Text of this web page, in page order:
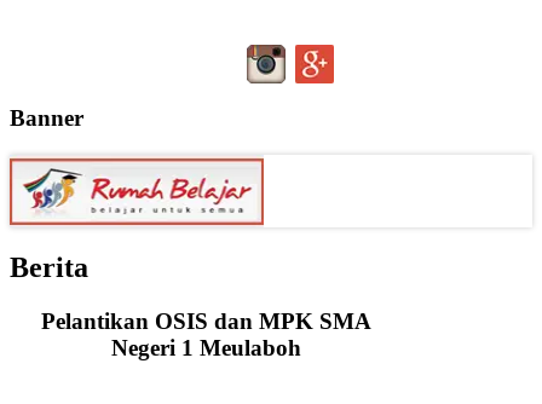
Banner
Berita
Pelantikan OSIS dan MPK SMA
Negeri 1 Meulaboh